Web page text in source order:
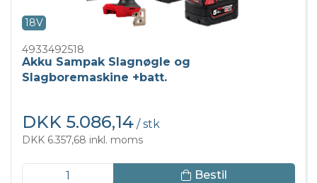
18V
4933492518
Akku Sampak Slagnøgle og
Slagboremaskine +batt.
DKK 5.086,14 / stk
DKK 6.357,68 inkl. moms
Bestil